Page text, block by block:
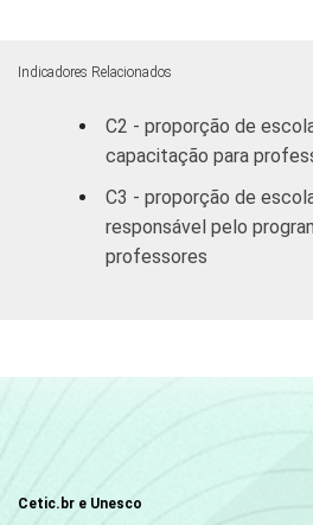
LABORATÓRIO
1Base: 831 escolas.
setembro e dezembro
Fonte: NIC.br - set/dez
Indicadores Relacionados
C2 - proporção de
capacitação para
C3 - proporção de
responsável pelo
professores
Cetic.br e Unesco